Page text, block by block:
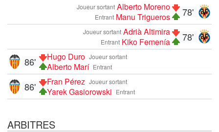
78'
Joueur sortant Alberto Moreno
Entrant Manu Trigueros
78'
Joueur sortant Adrià Altimira
Entrant Kiko Femenía
Joueur sortant
Hugo Duro
Entrant
Alberto Marí
86'
Joueur sortant
Fran Pérez
Entrant
Yarek Gasiorowski
86'
ARBITRES